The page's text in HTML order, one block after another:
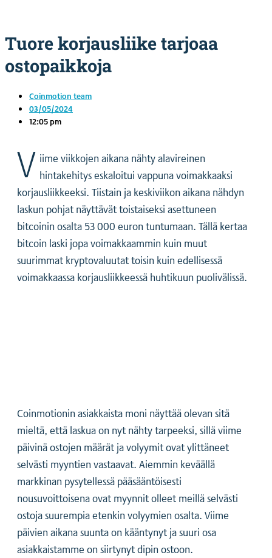
Tuore korjausliike tarjoaa
ostopaikkoja
Coinmotion team
03/05/2024
12:05 pm
V iime viikkojen aikana nähty alavireinen
hintakehitys eskaloitui vappuna voimakkaaksi
korjausliikkeeksi. Tiistain ja keskiviikon aikana nähdyn
laskun pohjat näyttävät toistaiseksi asettuneen
bitcoinin osalta 53 000 euron tuntumaan. Tällä kertaa
bitcoin laski jopa voimakkaammin kuin muut
suurimmat kryptovaluutat toisin kuin edellisessä
voimakkaassa korjausliikkeessä huhtikuun puolivälissä.
Coinmotionin asiakkaista moni näyttää olevan sitä
mieltä, että laskua on nyt nähty tarpeeksi, sillä viime
päivinä ostojen määrät ja volyymit ovat ylittäneet
selvästi myyntien vastaavat. Aiemmin keväällä
markkinan pysytellessä pääsääntöisesti
nousuvoittoisena ovat myynnit olleet meillä selvästi
ostoja suurempia etenkin volyymien osalta. Viime
päivien aikana suunta on kääntynyt ja suuri osa
asiakkaistamme on siirtynyt dipin ostoon.